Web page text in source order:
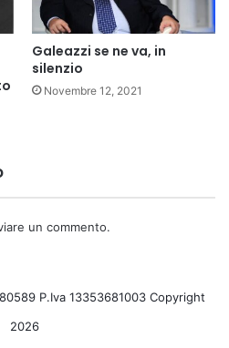
Galeazzi se ne va, in
silenzio
Novembre 12, 2021
un commento.
P.Iva 13353681003 Copyright
2026